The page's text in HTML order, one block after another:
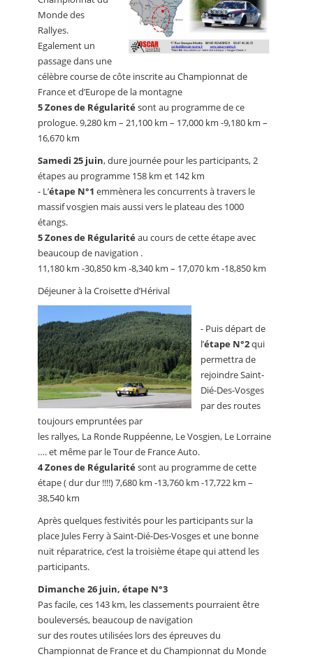
Monde des
Rallyes.
Egalement un
passage dans une
célèbre course de côte inscrite au Championnat de
France et d’Europe de la montagne
5 Zones de Régularitésont au programme de ce
prologue. 9,280 km – 21,100 km – 17,000 km -9,180 km –
16,670 km
Samedi 25 juin, dure journée pour les participants, 2
étapes au programme 158 km et 142 km
- L’étape N°1 emmènera les concurrents à travers le
massif vosgien mais aussi vers le plateau des 1000
étangs.
5 Zones de Régularitéau cours de cette étape avec
beaucoup de navigation .
11,180 km -30,850 km -8,340 km – 17,070 km -18,850 km
Déjeuner à la Croisette d’Hérival
- Puis départ de
l’étape N°2qui
permettra de
rejoindre Saint-
Dié-Des-Vosges
par des routes
toujours empruntées par
les rallyes, La Ronde Ruppéenne, Le Vosgien, Le Lorraine
…. et même par le Tour de France Auto.
4 Zones de Régularitésont au programme de cette
étape ( dur dur !!!!) 7,680 km -13,760 km -17,722 km –
38,540 km
Après quelques festivités pour les participants sur la
place Jules Ferry à Saint-Dié-Des-Vosges et une bonne
nuit réparatrice, c’est la troisième étape qui attend les
participants.
Dimanche 26 juin, étape N°3
Pas facile, ces 143 km, les classements pourraient être
bouleversés, beaucoup de navigation
sur des routes utilisées lors des épreuves du
Championnat de France et du Championnat du Monde